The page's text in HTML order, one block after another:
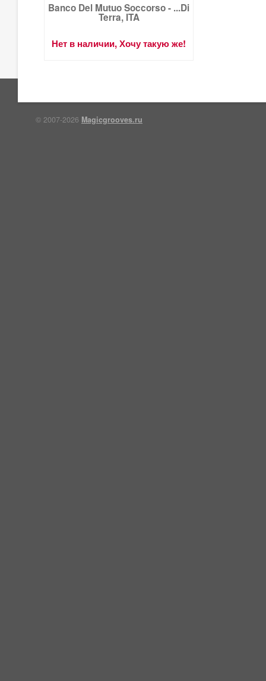
Banco Del Mutuo Soccorso - ...Di
Terra, ITA
Нет в наличии, Хочу такую же!
© 2007-2026 Magicgrooves.ru